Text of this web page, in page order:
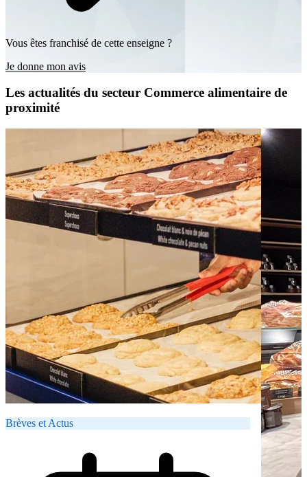
Vous êtes franchisé de cette enseigne ?
Je donne mon avis
Les actualités du secteur Commerce alimentaire de
proximité
Brèves et Actus